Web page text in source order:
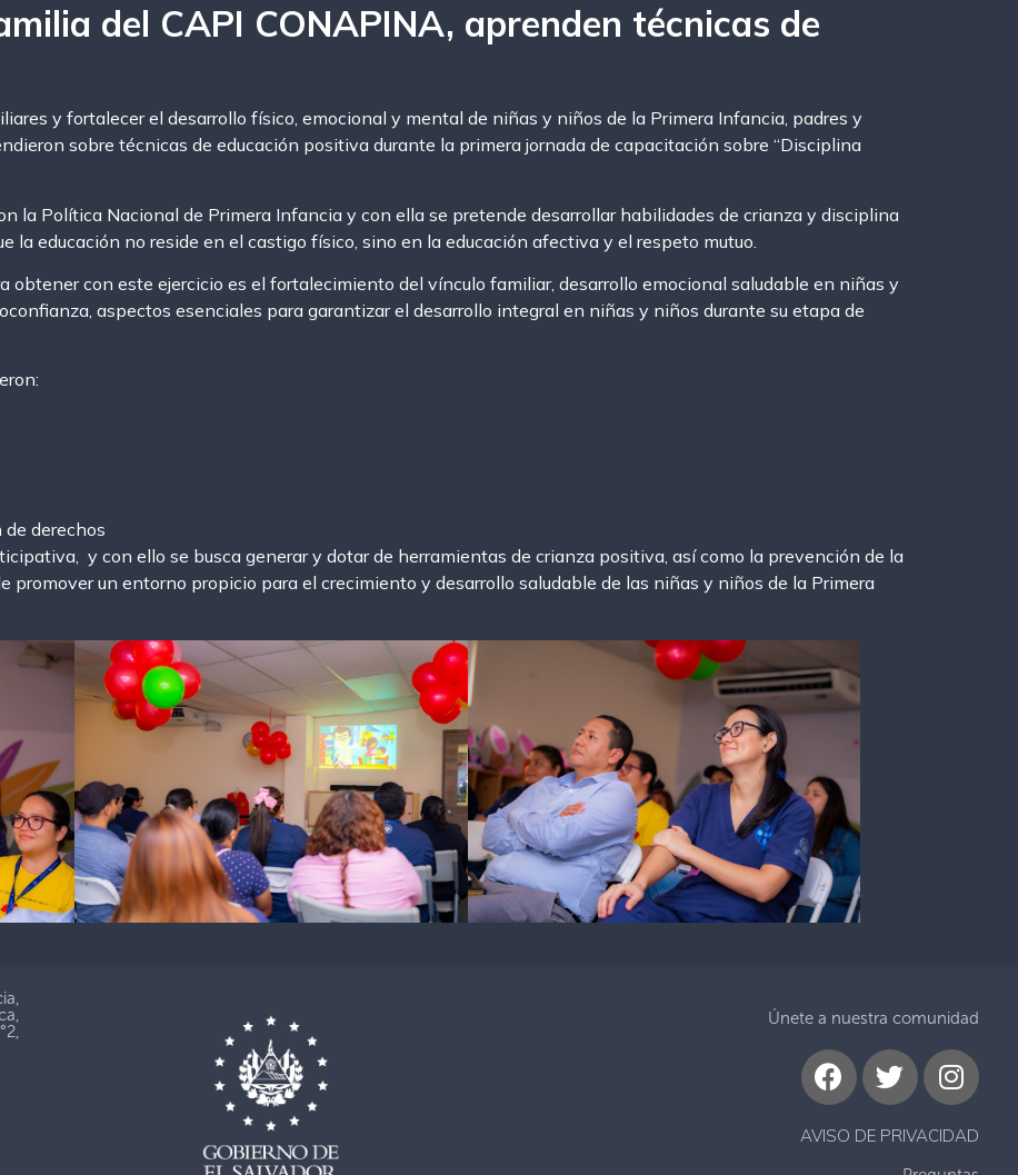
del CAPI CONAPINA, aprenden técnicas de
y fortalecer el desarrollo físico, emocional y mental de niñas y niños de la Primera Infancia, padres y
sobre técnicas de educación positiva durante la primera jornada de capacitación sobre “Disciplina
la Política Nacional de Primera Infancia y con ella se pretende desarrollar habilidades de crianza y disciplina
la educación no reside en el castigo físico, sino en la educación afectiva y el respeto mutuo.
obtener con este ejercicio es el fortalecimiento del vínculo familiar, desarrollo emocional saludable en niñas y
aspectos esenciales para garantizar el desarrollo integral en niñas y niños durante su etapa de
derechos
y con ello se busca generar y dotar de herramientas de crianza positiva, así como la prevención de la
promover un entorno propicio para el crecimiento y desarrollo saludable de las niñas y niños de la Primera
Únete a nuestra comunidad
AVISO DE PRIVACIDAD